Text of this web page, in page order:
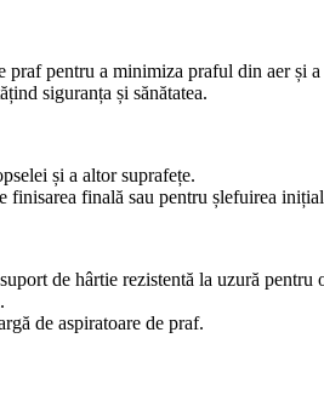
pentru a minimiza praful din aer și
siguranța și sănătatea.
și a altor suprafețe.
finală sau pentru șlefuirea
de hârtie rezistentă la uzură pentru
de aspiratoare de praf.